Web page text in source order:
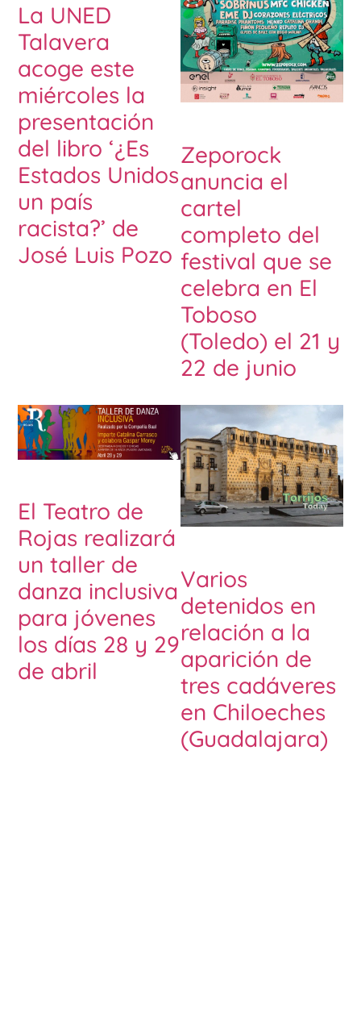
La UNED
Talavera
acoge este
miércoles la
presentación
del libro ‘¿Es
Estados Unidos
un país
racista?’ de
José Luis Pozo
Zeporock
anuncia el
cartel
completo del
festival que se
celebra en El
Toboso
(Toledo) el 21 y
22 de junio
El Teatro de
Rojas realizará
un taller de
danza inclusiva
para jóvenes
los días 28 y 29
de abril
Varios
detenidos en
relación a la
aparición de
tres cadáveres
en Chiloeches
(Guadalajara)